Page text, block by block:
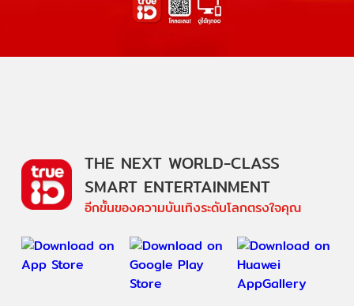
THE NEXT WORLD-CLASS
SMART ENTERTAINMENT
อีกขั้นของความบันเทิงระดับโลกตรงใจคุณ